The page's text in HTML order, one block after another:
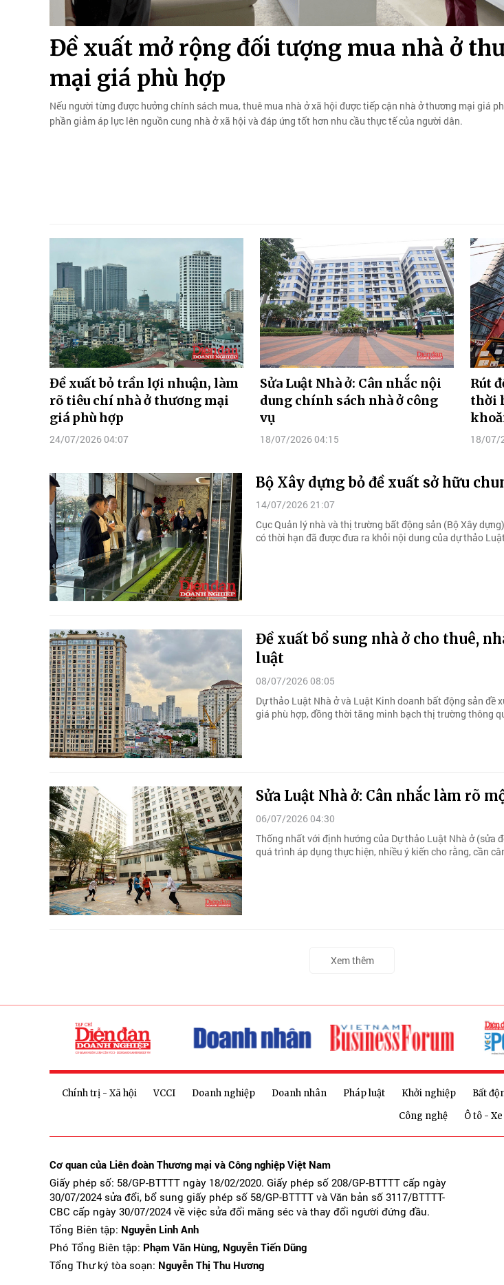
Đề xuất mở rộng đối tượng mua nhà ở
mại giá phù hợp
Nếu người từng được hưởng chính sách mua, thuê mua nhà ở xã hội được tiếp cận nhà ở thương mại giá
phần giảm áp lực lên nguồn cung nhà ở xã hội và đáp ứng tốt hơn nhu cầu thực tế của người dân.
Đề xuất bỏ trần lợi nhuận, làm
rõ tiêu chí nhà ở thương mại
giá phù hợp
24/07/2026 04:07
Sửa Luật Nhà ở: Cân nhắc nội
dung chính sách nhà ở công
vụ
18/07/2026 04:15
Rút
thời
18/07/
Bộ Xây dựng bỏ đề xuất sở hữu
14/07/2026 21:07
Cục Quản lý nhà và thị trường bất động sản (Bộ Xây
có thời hạn đã được đưa ra khỏi nội dung của dự thảo
Đề xuất bổ sung nhà ở cho thuê,
luật
08/07/2026 08:05
Dự thảo Luật Nhà ở và Luật Kinh doanh bất động sản đề
giá phù hợp, đồng thời tăng minh bạch thị trường thông
Sửa Luật Nhà ở: Cân nhắc làm rõ
06/07/2026 04:30
Thống nhất với định hướng của Dự thảo Luật Nhà ở (sửa
quá trình áp dụng thực hiện, nhiều ý kiến cho rằng, cần
Xem thêm
Chính trị - Xã hội VCCI Doanh nghiệp Doanh nhân Pháp luật Khởi nghiệp Bất
Công nghệ
Ô tô -
Cơ quan của Liên đoàn Thương mại và Công nghiệp Việt Nam
Giấy phép số: 58/GP-BTTTT ngày 18/02/2020. Giấy phép số 208/GP-BTTTT cấp ngày
30/07/2024 sửa đổi, bổ sung giấy phép số 58/GP-BTTTT và Văn bản số 3117/BTTTT-
CBC cấp ngày 30/07/2024 về việc sửa đổi măng séc và thay đổi người đứng đầu.
Tổng Biên tập: Nguyễn Linh Anh
Phó Tổng Biên tập: Phạm Văn Hùng, Nguyễn Tiến Dũng
Tổng Thư ký tòa soạn: Nguyễn Thị Thu Hương